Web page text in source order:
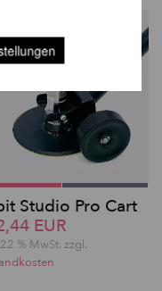
Studio Pro Cart
EUR
% MwSt. zzgl.